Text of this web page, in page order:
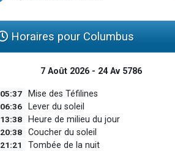
Horaires pour Columbus
7 Août 2026 - 24 Av 5786
05:37 Mise des Téfilines
06:36 Lever du soleil
13:38 Heure de milieu du jour
20:38 Coucher du soleil
21:21 Tombée de la nuit